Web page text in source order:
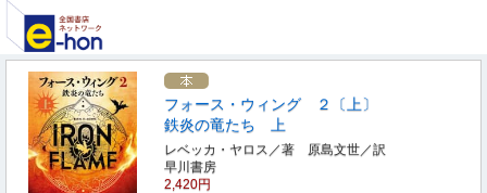
フォース・ウィング ２〔上〕
鉄炎の竜たち 上
レベッカ・ヤロス／著 原島文世／訳
早川書房
2,420円